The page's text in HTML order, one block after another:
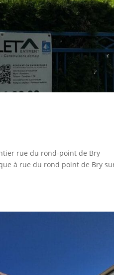
rue du rond-point de Bry
à rue du rond point de Bry